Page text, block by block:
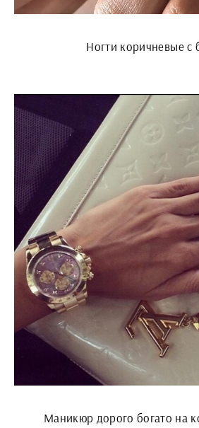
Ногти коричневые с
Маникюр дорого богато на